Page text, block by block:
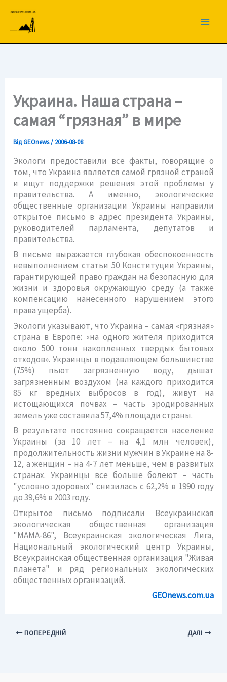
вмісту
Украина. Наша страна –
самая “грязная” в мире
ВідGEOnews/ 2006-08-08
Экологи предоставили все факты, говорящие о
том, что Украина является самой грязной страной
и ищут поддержки решения этой проблемы у
правительства. А именно, экологические
общественные организации Украины направили
открытое письмо в адрес президента Украины,
руководителей парламента, депутатов и
правительства.
В письме выражается глубокая обеспокоенность
невыполнением статьи 50 Конституции Украины,
гарантирующей право граждан на безопасную для
жизни и здоровья окружающую среду (а также
компенсацию нанесенного нарушением этого
права ущерба).
Экологи указывают, что Украина – самая «грязная»
страна в Европе: «на одного жителя приходится
около 500 тонн накопленных твердых бытовых
отходов». Украинцы в подавляющем большинстве
(75%) пьют загрязненную воду, дышат
загрязненным воздухом (на каждого приходится
85 кг вредных выбросов в год), живут на
истощающихся почвах – часть эродированных
земель уже составила 57,4% площади страны.
В результате постоянно сокращается население
Украины (за 10 лет – на 4,1 млн человек),
продолжительность жизни мужчин в Украине на 8-
12, а женщин – на 4-7 лет меньше, чем в развитых
странах. Украинцы все больше болеют – часть
"условно здоровых" снизилась с 62,2% в 1990 году
до 39,6% в 2003 году.
Открытое письмо подписали Всеукраинская
экологическая общественная организация
"МАМА-86", Всеукраинская экологическая Лига,
Национальный экологический центр Украины,
Всеукраинская общественная организация "Живая
планета" и ряд региональных экологических
общественных организаций.
GEOnews.com.ua
ПОПЕРЕДНІЙ ДАЛІ